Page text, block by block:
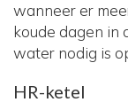
wanneer er
koude dagen in
water nodig is
HR-ketel